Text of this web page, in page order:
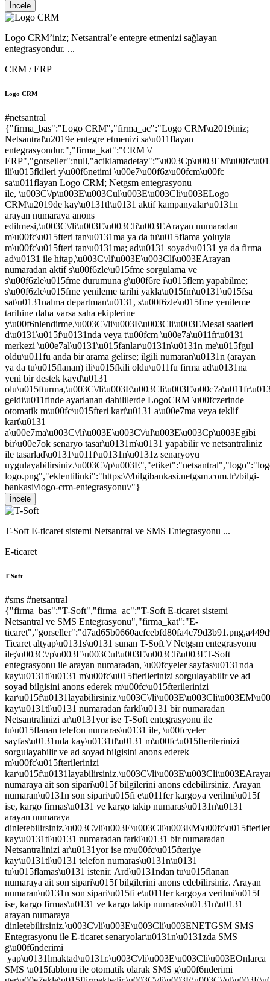
İncele
Logo CRM’iniz; Netsantral’e entegre etmenizi sağlayan
entegrasyondur. ...
CRM / ERP
Logo CRM
#netsantral
{"firma_bas":"Logo CRM","firma_ac":"Logo CRM\u2019iniz;
Netsantral\u2019e entegre etmenizi sa\u011flayan
entegrasyondur.","firma_kat":"CRM \/
ili\u015fkileri y\u00f6netimi \u00e7\u00f6z\u00fcm\u00fc
sa\u011flayan Logo CRM; Netgsm entegrasyonu
ile, \u003C\/p\u003E\u003Cul\u003E\u003Cli\u003ELogo
CRM\u2019de kay\u0131tl\u0131 aktif kampanyalar\u0131n
arayan numaraya anons
edilmesi,\u003C\/li\u003E\u003Cli\u003EArayan numaradan
m\u00fc\u015fteri tan\u0131ma ya da tu\u015flama yoluyla
m\u00fc\u015fteri tan\u0131ma; ad\u0131 soyad\u0131 ya da firma
ad\u0131 ile hitap,\u003C\/li\u003E\u003Cli\u003EArayan
numaradan aktif s\u00f6zle\u015fme sorgulama ve
s\u00f6zle\u015fme durumuna g\u00f6re i\u015flem yapabilme;
s\u00f6zle\u015fme yenileme tarihi yakla\u015fm\u0131\u015fsa
sat\u0131nalma departman\u0131, s\u00f6zle\u015fme yenileme
tarihine daha varsa saha ekiplerine
y\u00f6nlendirme,\u003C\/li\u003E\u003Cli\u003EMesai saatleri
d\u0131\u015f\u0131nda veya t\u00fcm \u00e7a\u011fr\u0131
merkezi \u00e7al\u0131\u015fanlar\u0131n\u0131n me\u015fgul
oldu\u011fu anda bir arama gelirse; ilgili numaran\u0131n (arayan
ya da tu\u015flanan) ili\u015fkili oldu\u011fu firma ad\u0131na
yeni bir destek kayd\u0131
olu\u015fturma,\u003C\/
geldi\u011finde ayarlanan dahililerde LogoCRM \u00fczerinde
otomatik m\u00fc\u015fteri kart\u0131 a\u00e7ma veya teklif
kart\u0131
a\u00e7ma\u003C\/li\u003E\u003C\/ul\u003E\u003Cp\u003Egibi
bir\u00e7ok senaryo tasar\u0131m\u0131 yapabilir ve netsantraliniz
ile tasarlad\u0131\u011f\u0131n\u0131z senaryoyu
uygulayabilirsiniz.\u003C\/
logo.png","eklentilinki":"https:\/\/bilgibankasi.netgsm.com.tr\/bilgi-
bankasi\/logo-crm-entegrasyonu\/"}
İncele
T-Soft E-ticaret sistemi Netsantral ve SMS Entegrasyonu ...
E-ticaret
T-Soft
#sms #netsantral
{"firma_bas":"T-Soft","firma_ac":"T-Soft E-ticaret sistemi
Netsantral ve SMS Entegrasyonu","firma_kat":"E-
Ticaret altyap\u0131s\u0131 sunan T-Soft \/ Netgsm entegrasyonu
ile;\u003C\/p\u003E\u003Cul\u003E\u003Cli\u003ET-Soft
entegrasyonu ile arayan numaradan, \u00fcyeler sayfas\u0131nda
kay\u0131tl\u0131 m\u00fc\u015fterilerinizi sorgulayabilir ve ad
soyad bilgisini anons ederek m\u00fc\u015fterilerinizi
kar\u015f\u0131layabilirsiniz.\u003C\/
kay\u0131tl\u0131 numaradan farkl\u0131 bir numaradan
Netsantralinizi ar\u0131yor ise T-Soft entegrasyonu ile
tu\u015flanan telefon numaras\u0131 ile, \u00fcyeler
sayfas\u0131nda kay\u0131tl\u0131 m\u00fc\u015fterilerinizi
sorgulayabilir ve ad soyad bilgisini anons ederek
m\u00fc\u015fterilerinizi
kar\u015f\u0131layabilirsiniz.\u003C\/
numaraya ait son sipari\u015f bilgilerini anons edebilirsiniz. Arayan
numaran\u0131n son sipari\u015fi e\u011fer kargoya verilmi\u015f
ise, kargo firmas\u0131 ve kargo takip numaras\u0131n\u0131
arayan numaraya
dinletebilirsiniz.\u003C\/
kay\u0131tl\u0131 numaradan farkl\u0131 bir numaradan
Netsantralinizi ar\u0131yor ise m\u00fc\u015fteriye
kay\u0131tl\u0131 telefon numaras\u0131n\u0131
tu\u015flamas\u0131 istenir. Ard\u0131ndan tu\u015flanan
numaraya ait son sipari\u015f bilgilerini anons edebilirsiniz. Arayan
numaran\u0131n son sipari\u015fi e\u011fer kargoya verilmi\u015f
ise, kargo firmas\u0131 ve kargo takip numaras\u0131n\u0131
arayan numaraya
dinletebilirsiniz.\u003C\/li\u003E\u003Cli\u003ENETGSM SMS
Entegrasyonu ile E-ticaret senaryolar\u0131n\u0131zda SMS
g\u00f6nderimi
yap\u0131lmaktad\u0131r.\u003C\/li\u003E\u003Cli\u003EOnlarca
SMS \u015fablonu ile otomatik olarak SMS g\u00f6nderimi